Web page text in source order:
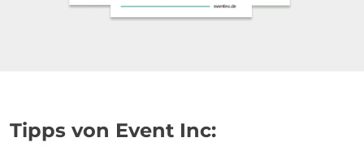
Tipps von Event Inc: